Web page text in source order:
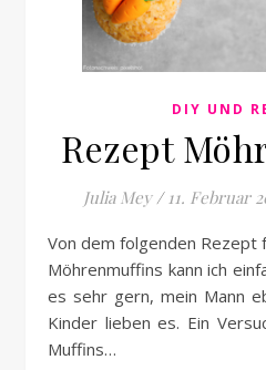
DIY UND
Rezept
Julia Mey / 11. Februar
Von dem folgenden Rezept für leckere, supersaftige
Möhrenmuffins kann ich
es sehr gern, mein Mann
Kinder lieben es. Ein
Muffins…